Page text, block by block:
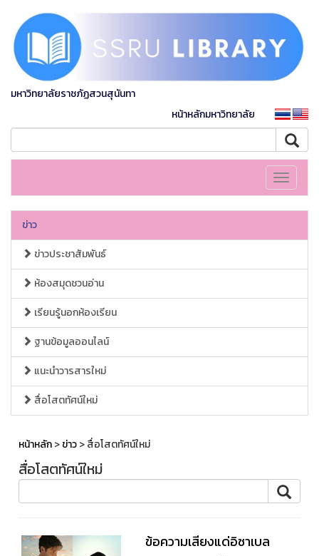
มหาวิทยาลัยราชภัฏสวนสุนันทา
หน้าหลักมหาวิทยาลัย
Toggle
ข่าว
ข่าวประชาสัมพันธ์
ห้องสมุดชวนอ่าน
เรียนรู้นอกห้องเรียน
ฐานข้อมูลออนไลน์
แนะนำวารสารใหม่
สื่อโสตทัศน์ใหม่
หน้าหลัก>ข่าว> สื่อโสตทัศน์ใหม่
สื่อโสตทัศน์ใหม่
ข้อความเสียงแด่อิซาเบล